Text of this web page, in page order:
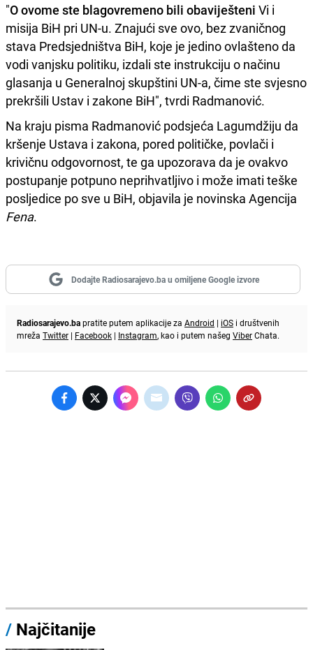
"O ovome ste blagovremeno bili obaviješteni Vi i
misija BiH pri UN-u. Znajući sve ovo, bez zvaničnog
stava Predsjedništva BiH, koje je jedino ovlašteno da
vodi vanjsku politiku, izdali ste instrukciju o načinu
glasanja u Generalnoj skupštini UN-a, čime ste svjesno
prekršili Ustav i zakone BiH", tvrdi Radmanović.
Na kraju pisma Radmanović podsjeća Lagumdžiju da
kršenje Ustava i zakona, pored političke, povlači i
krivičnu odgovornost, te ga upozorava da je ovakvo
postupanje potpuno neprihvatljivo i može imati teške
posljedice po sve u BiH, objavila je novinska Agencija
Fena.
Dodajte Radiosarajevo.ba u omiljene Google izvore
Radiosarajevo.bapratite putem aplikacije za Android | iOS i društvenih
mreža Twitter | Facebook | Instagram, kao i putem našeg ViberChata.
/ Najčitanije